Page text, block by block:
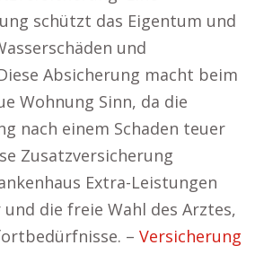
schützt das Eigentum und
und
Absicherung macht beim
Wohnung Sinn, da die
nach einem Schaden teuer
Zusatzversicherung
Extra-Leistungen
die freie Wahl des Arztes,
– Versicherung